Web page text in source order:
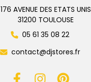
176 AVENUE DES ETATS UNIS
31200 TOULOUSE
05 61 35 08 22
contact@djstores.fr